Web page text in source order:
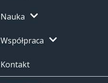
Nauka
Współpraca
Kontakt